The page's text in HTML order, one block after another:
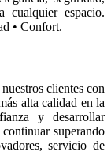
cualquier espacio.
• Confort.
clientes con
alta calidad en la
y desarrollar
superando
servicio de